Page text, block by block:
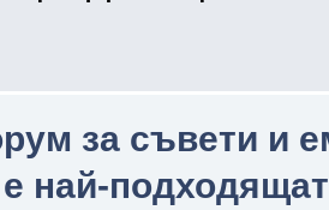
за съвети и
е най-